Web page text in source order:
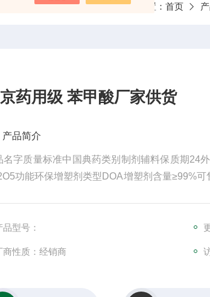
当前位置： 首页
药用级 苯甲酸厂家供货
产品简介
名字质量标准中国典药类别制剂辅料保质期24
功能环保增塑剂类型DOA增塑剂含量≥99%
品型号：
商性质：经销商